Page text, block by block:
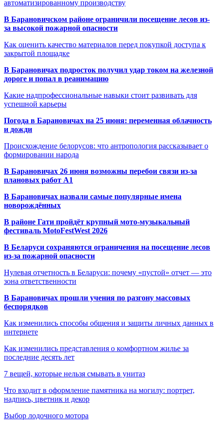
автоматизированному производству
В Барановичском районе ограничили посещение лесов из-
за высокой пожарной опасности
Как оценить качество материалов перед покупкой доступа к
закрытой площадке
В Барановичах подросток получил удар током на железной
дороге и попал в реанимацию
Какие надпрофессиональные навыки стоит развивать для
успешной карьеры
Погода в Барановичах на 25 июня: переменная облачность
и дожди
Происхождение белорусов: что антропология рассказывает о
формировании народа
В Барановичах 26 июня возможны перебои связи из-за
плановых работ A1
В Барановичах назвали самые популярные имена
новорождённых
В районе Гати пройдёт крупный мото-музыкальный
фестиваль MotoFestWest 2026
В Беларуси сохраняются ограничения на посещение лесов
из-за пожарной опасности
Нулевая отчетность в Беларуси: почему «пустой» отчет — это
зона ответственности
В Барановичах прошли учения по разгону массовых
беспорядков
Как изменились способы общения и защиты личных данных в
интернете
Как изменились представления о комфортном жилье за
последние десять лет
7 вещей, которые нельзя смывать в унитаз
Что входит в оформление памятника на могилу: портрет,
надпись, цветник и декор
Выбор лодочного мотора